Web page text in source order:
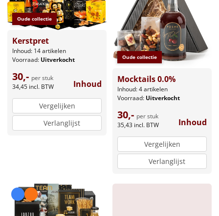
Oude collectie
Kerstpret
Inhoud: 14 artikelen
Voorraad: Uitverkocht
30,- per stuk
34,45 incl. BTW Inhoud
Vergelijken
Verlanglijst
Oude collectie
Mocktails 0.0%
Inhoud: 4 artikelen
Voorraad: Uitverkocht
30,- per stuk
35,43 incl. BTW Inhoud
Vergelijken
Verlanglijst